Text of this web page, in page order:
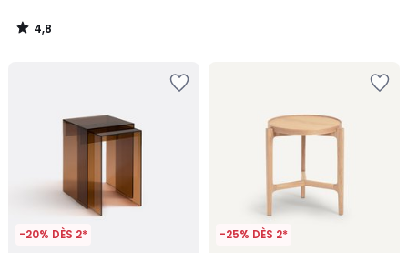
4,8
/
-20% DÈS 2* -25% DÈS 2*